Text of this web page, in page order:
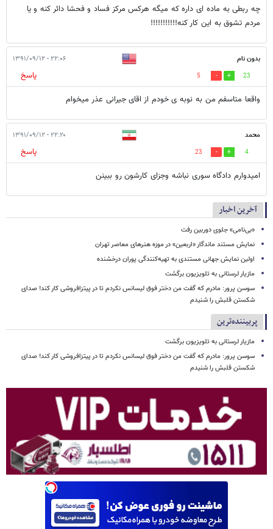
چه ربطی به ماده ای داره که میگه هرکس مرکز فساد و فحشا دائر کنه و یا
مردم تشوق به این کار کنه!!!!!!!!!!!
بدون نام ۲۲:۰۶ - ۱۳۹۱/۰۹/۱۲
23
5
پاسخ
واقعا متاسفم من به نوبه ی خودم از اقای جیرانی عذر میخوام
محمد ۲۲:۲۰ - ۱۳۹۱/۰۹/۱۲
4
23
پاسخ
امیدوارم دادگاه سوری نباشه وجزای کارشون رو ببینن
آخرین اخبار
«بی‌نامی» جلوی دوربین رفت
نمایش مستند ماندگار «اربعین» در موزه هنرهای معاصر تهران
اولین نمایش جهانی مستندی به تهیه‌کنندگی پوران درخشنده
مازیار لرستانی به تلویزیون برگشت
سوسن پرور: مادرم که گفت من دختر فوق‌ لیسانس نکردم تا در پیتزافروشی کار کند! صدای
شکستن قلبش را شنیدم
پربیننده‌ترین
مازیار لرستانی به تلویزیون برگشت
سوسن پرور: مادرم که گفت من دختر فوق‌ لیسانس نکردم تا در پیتزافروشی کار کند! صدای
شکستن قلبش را شنیدم